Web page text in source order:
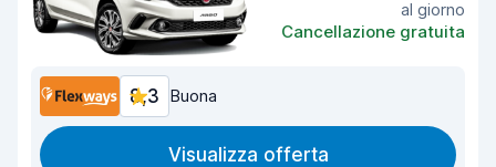
al giorno
Cancellazione gratuita
8,3 Buona
Visualizza offerta